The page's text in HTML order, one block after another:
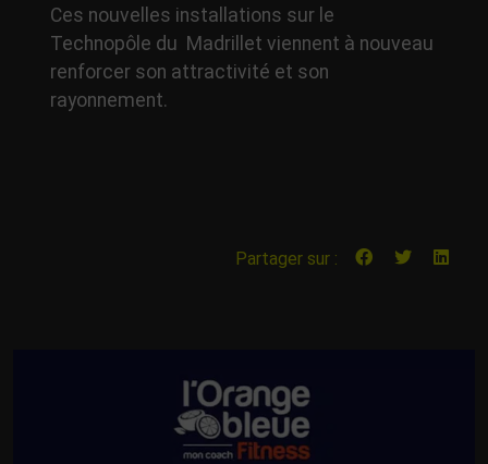
Ces nouvelles installations sur le
Technopôle du Madrillet viennent à nouveau
renforcer son attractivité et son
rayonnement.
Partager sur :